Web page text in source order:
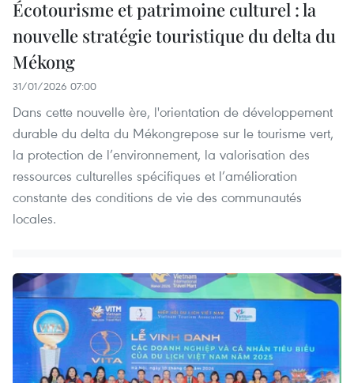
Écotourisme et patrimoine culturel : la
nouvelle stratégie touristique du delta du
Mékong
31/01/2026 07:00
Dans cette nouvelle ère, l'orientation de développement
durable du delta du Mékongrepose sur le tourisme vert,
la protection de l’environnement, la valorisation des
ressources culturelles spécifiques et l’amélioration
constante des conditions de vie des communautés
locales.